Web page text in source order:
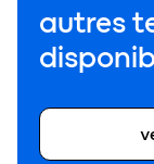
autres